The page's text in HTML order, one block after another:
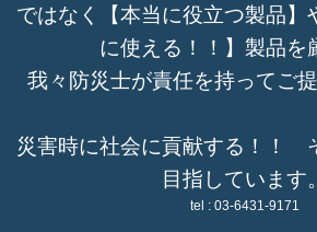
ではなく【本当に役立つ製品】
に使える！！】製品を
我々防災士が責任を持ってご
災害時に社会に貢献する！！
目指しています。
tel : 03-6431-9171